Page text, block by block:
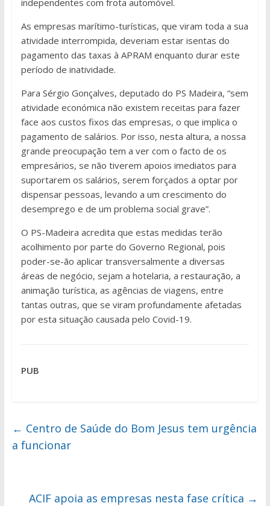
independentes com frota automóvel.
As empresas marítimo-turísticas, que viram toda a sua
atividade interrompida, deveriam estar isentas do
pagamento das taxas à APRAM enquanto durar este
período de inatividade.
Para Sérgio Gonçalves, deputado do PS Madeira, “sem
atividade económica não existem receitas para fazer
face aos custos fixos das empresas, o que implica o
pagamento de salários. Por isso, nesta altura, a nossa
grande preocupação tem a ver com o facto de os
empresários, se não tiverem apoios imediatos para
suportarem os salários, serem forçados a optar por
dispensar pessoas, levando a um crescimento do
desemprego e de um problema social grave”.
O PS-Madeira acredita que estas medidas terão
acolhimento por parte do Governo Regional, pois
poder-se-ão aplicar transversalmente a diversas
áreas de negócio, sejam a hotelaria, a restauração, a
animação turística, as agências de viagens, entre
tantas outras, que se viram profundamente afetadas
por esta situação causada pelo Covid-19.
PUB
← Centro de Saúde do Bom Jesus tem urgência
a funcionar
ACIF apoia as empresas nesta fase crítica →